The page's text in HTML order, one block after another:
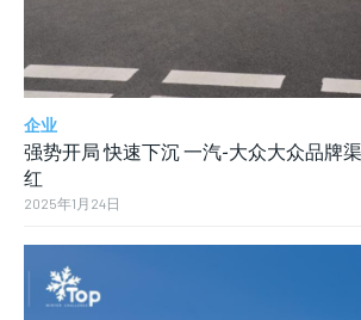
企业
强势开局 快速下沉 一汽-大众大众品牌
红
2025年1月24日